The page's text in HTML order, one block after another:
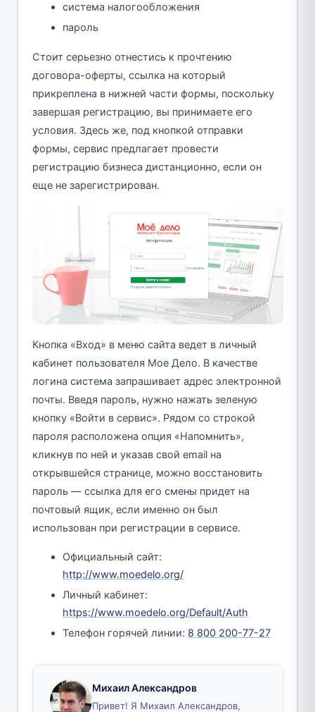
система налогообложения
пароль
Стоит серьезно отнестись к прочтению
договора-оферты, ссылка на который
прикреплена в нижней части формы, поскольку
завершая регистрацию, вы принимаете его
условия. Здесь же, под кнопкой отправки
формы, сервис предлагает провести
регистрацию бизнеса дистанционно, если он
еще не зарегистрирован.
Кнопка «Вход» в меню сайта ведет в личный
кабинет пользователя Мое Дело. В качестве
логина система запрашивает адрес электронной
почты. Введя пароль, нужно нажать зеленую
кнопку «Войти в сервис». Рядом со строкой
пароля расположена опция «Напомнить»,
кликнув по ней и указав свой email на
открывшейся странице, можно восстановить
пароль — ссылка для его смены придет на
почтовый ящик, если именно он был
использован при регистрации в сервисе.
Официальный сайт:
http://www.moedelo.org/
Личный кабинет:
https://www.moedelo.org/Default/Auth
Телефон горячей линии: 8 800 200-77-27
Михаил Александров
Привет! Я Михаил Александров,